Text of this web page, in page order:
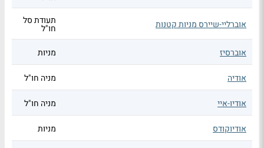
אוברליי-שיירס מניות קטנות תעודת סל
חו"ל
אוברסיז
מניות
אודיה מניה חו"ל
אודיו-איי מניה חו"ל
אודיוקודס מניות